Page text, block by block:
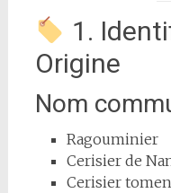
1.
Origine
Nom
Ragouminier
Cerisier de
Cerisier